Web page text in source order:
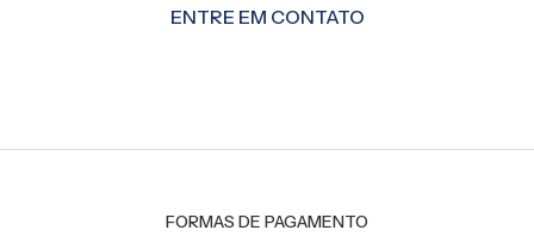
ENTRE EM CONTATO
FORMAS DE PAGAMENTO